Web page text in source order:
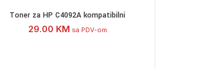
Toner za HP C4092A kompatibilni
29.00 KM sa PDV-om